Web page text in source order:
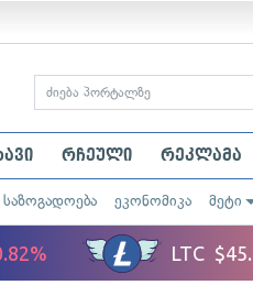
რჩეული რეკლამა
საზოგადოება ეკონომიკა მეტი